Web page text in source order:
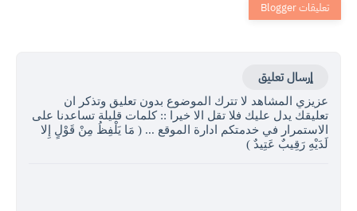
إرسال تعليق
عزيزي المشاهد لا تترك الموضوع بدون تعليق وتذكر ان
تعليقك يدل عليك فلا تقل الا خيرا :: كلمات قليلة تساعدنا على
الاستمرار في خدمتكم ادارة الموقع ... ( مَا يَلْفِظُ مِنْ قَوْلٍ إِلا
لَدَيْهِ رَقِيبٌ عَتِيدٌ )